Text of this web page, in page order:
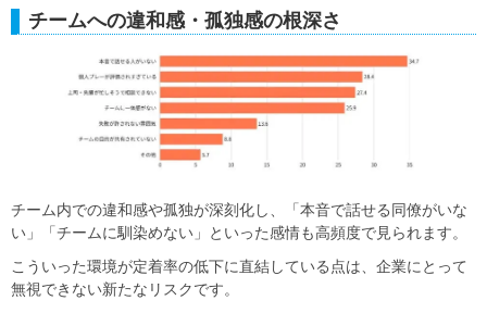
チームへの違和感・孤独感の根深さ
チーム内での違和感や孤独が深刻化し、「本音で話せる同僚がいな
い」「チームに馴染めない」といった感情も高頻度で見られます。
こういった環境が定着率の低下に直結している点は、企業にとって
無視できない新たなリスクです。